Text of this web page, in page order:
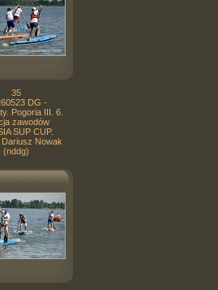
35
DG -
Pogoria III. 6.
zawodów
SUP CUP.
Nowak
(nddg)